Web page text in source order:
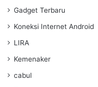
Gadget Terbaru
Koneksi Internet Android
LIRA
Kemenaker
cabul